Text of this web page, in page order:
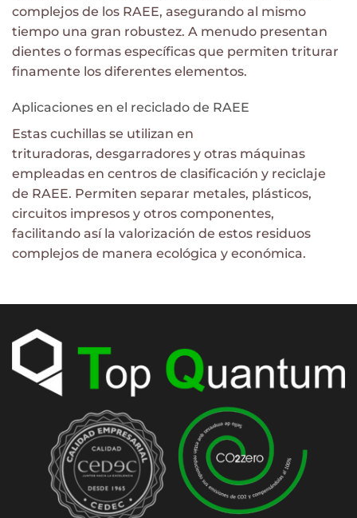
complejos de los RAEE, asegurando al mismo
tiempo una gran robustez. A menudo presentan
dientes o formas específicas que permiten triturar
finamente los diferentes elementos.
Aplicaciones en el reciclado de RAEE
Estas cuchillas se utilizan en
trituradoras, desgarradores y otras máquinas
empleadas en centros de clasificación y reciclaje
de RAEE. Permiten separar metales, plásticos,
circuitos impresos y otros componentes,
facilitando así la valorización de estos residuos
complejos de manera ecológica y económica.